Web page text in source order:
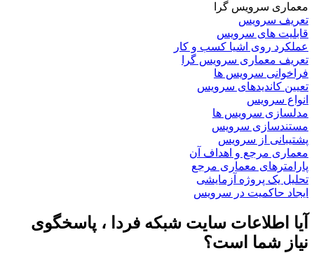
معماری سرویس گرا
تعریف سرویس
قابلیت های سرویس
عملکرد روی اشیا کسب و کار
تعریف معماری سرویس گرا
فراخوانی سرویس ها
تعیین کاندیدهای سرویس
انواع سرویس
مدلسازی سرویس ها
مستندسازی سرویس
پشتیبانی از سرویس
معماری مرجع و اهداف آن
پارامترهای معماری مرجع
تحلیل یک پروژه آزمایشی
ایجاد حاکمیت در سرویس
آیا اطلاعات سایت شبکه فردا ، پاسخگوی
نیاز شما است؟